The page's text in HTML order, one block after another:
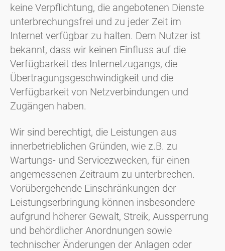
keine Verpflichtung, die angebotenen Dienste
unterbrechungsfrei und zu jeder Zeit im
Internet verfügbar zu halten. Dem Nutzer ist
bekannt, dass wir keinen Einfluss auf die
Verfügbarkeit des Internetzugangs, die
Übertragungsgeschwindigkeit und die
Verfügbarkeit von Netzverbindungen und
Zugängen haben.
Wir sind berechtigt, die Leistungen aus
innerbetrieblichen Gründen, wie z.B. zu
Wartungs- und Servicezwecken, für einen
angemessenen Zeitraum zu unterbrechen.
Vorübergehende Einschränkungen der
Leistungserbringung können insbesondere
aufgrund höherer Gewalt, Streik, Aussperrung
und behördlicher Anordnungen sowie
technischer Änderungen der Anlagen oder